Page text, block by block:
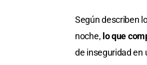
Según describen
noche, lo que
de inseguridad en